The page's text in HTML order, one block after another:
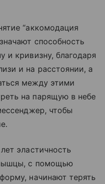
“аккомодация
способность
и кривизну, благодаря
и на расстоянии, а
между этими
на парящую в небе
чтобы
эластичность
с помощью
начинают терять